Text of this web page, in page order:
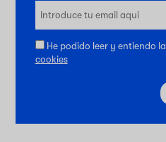
He podido leer y entiendo la
cookies